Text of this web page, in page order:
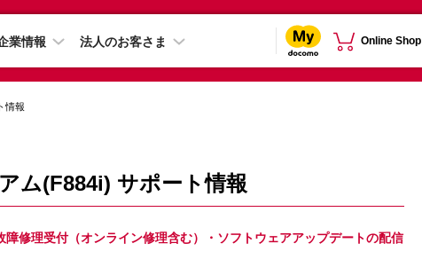
業情報 法人のお客さま Online Shop
情報
ム(F884i) サポート情報
修理受付（オンライン修理含む）・ソフトウェアアップデートの配信